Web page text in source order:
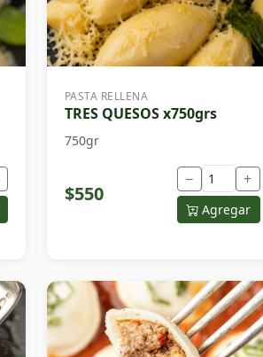
PASTA RELLENA
TRES QUESOS x750grs
750gr
$550
− +
Agregar